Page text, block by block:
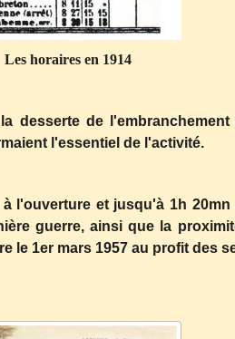
Les horaires en 1914
desserte de
l'essentiel de l'activité.
l'ouverture et jusqu'à 1h
guerre, ainsi que la
le 1er mars 1957 au profit des